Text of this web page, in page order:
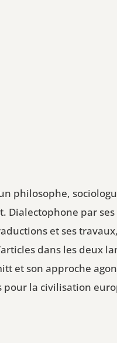
philosophe,
par
et ses
dans les deux
et son approche
la civilisation